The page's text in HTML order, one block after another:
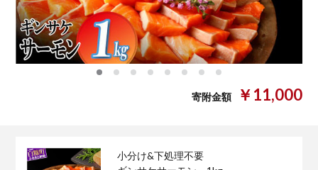
寄附金額 ￥11,000
小分け&下処理不要